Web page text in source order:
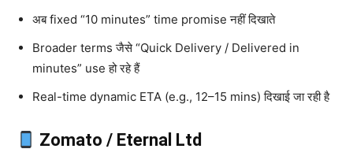
अब fixed “10 minutes” time promise नहीं दिखाते
Broader terms जैसे “Quick Delivery / Delivered in
minutes” use हो रहे हैं
Real-time dynamic ETA (e.g., 12–15 mins) दिखाई जा रही है
Zomato / Eternal Ltd